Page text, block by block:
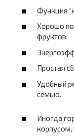
Функция
Хорошо
фруктов.
Простая
Удобный
семью.
Иногда
корпусом,